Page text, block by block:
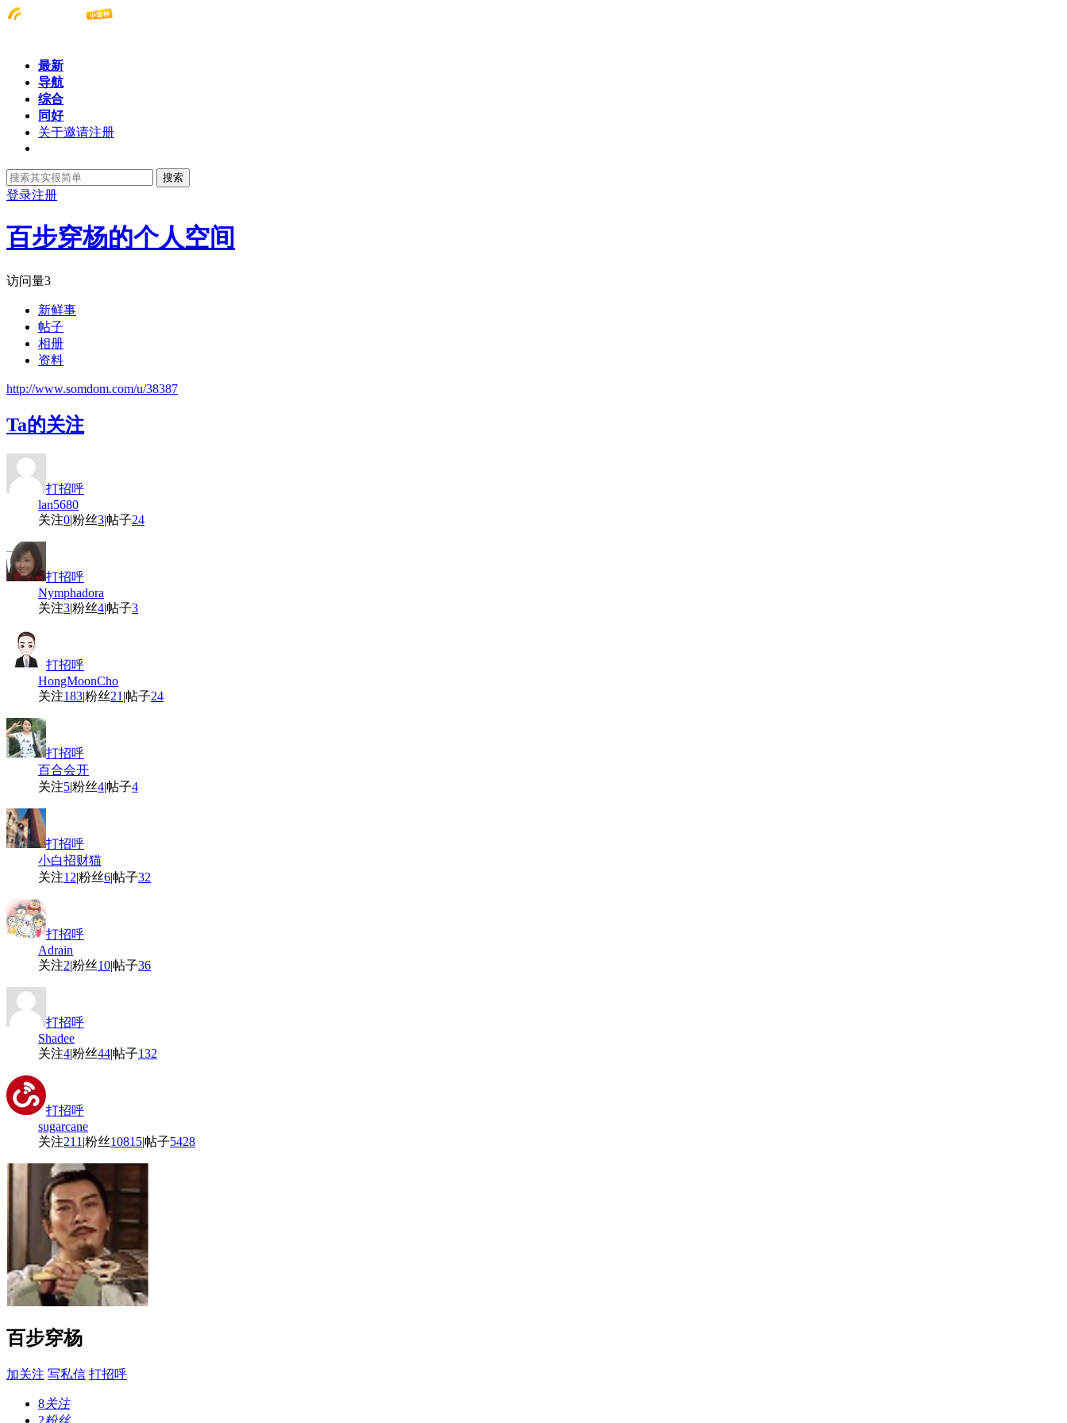
最新
导航
综合
同好
关于邀请注册
搜索
登录注册
百步穿杨的个人空间
访问量3
新鲜事
帖子
相册
资料
http://www.somdom.com/u/38387
Ta的关注
打招呼
lan5680
关注0|粉丝3|帖子24
打招呼
Nymphadora
关注3|粉丝4|帖子3
打招呼
HongMoonCho
关注183|粉丝21 |帖子24
打招呼
百合会开
关注5|粉丝4|帖子4
打招呼
小白招财猫
关注12|粉丝6|帖子32
打招呼
Adrain
关注2|粉丝10|帖子36
打招呼
Shadee
关注4|粉丝44|帖子132
打招呼
sugarcane
关注211 |粉丝10815|帖子5428
百步穿杨
加关注 写私信 打招呼
8关注
2粉丝